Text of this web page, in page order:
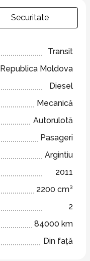
Securitate
Transit
Republica Moldova
Diesel
Mecanică
Autorulotă
Pasageri
Argintiu
2011
2200 cm³
2
84000 km
Din față